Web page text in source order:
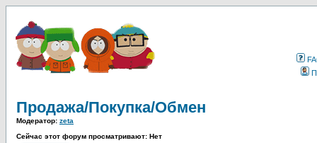
Продажа/Покупка/Обмен
Модератор: zeta
Сейчас этот форум просматривают: Нет